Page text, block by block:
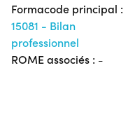
Formacode principal :
15081 - Bilan
professionnel
ROME associés : -